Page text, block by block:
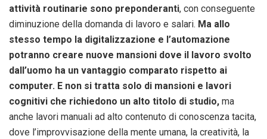
attività routinarie sono preponderanti, con conseguente
diminuzione della domanda di lavoro e salari. Ma allo
stesso tempo la digitalizzazione e l’automazione
potranno creare nuove mansioni dove il lavoro svolto
dall’uomo ha un vantaggio comparato rispetto ai
computer. E non si tratta solo di mansioni e lavori
cognitivi che richiedono un alto titolo di studio, ma
anche lavori manuali ad alto contenuto di conoscenza tacita,
dove l’improvvisazione della mente umana, la creatività, la